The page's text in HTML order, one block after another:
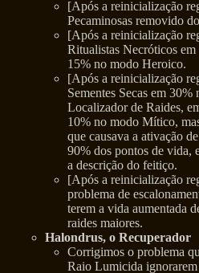
[Após a reinicialização
Pecaminosas removido
[Após a reinicialização
Ritualistas Necróticos
15% no modo Heroico.
[Após a reinicialização
Sementes Secas em
Localizador de Raides,
10% no modo Mítico,
que causava a ativação
90% dos pontos de vida,
a descrição do feitiço.
[Após a reinicialização
problema de
terem a vida aumentada
raides maiores.
Halondrus, o Recuperador
Corrigimos o problema
Raio Lumicida